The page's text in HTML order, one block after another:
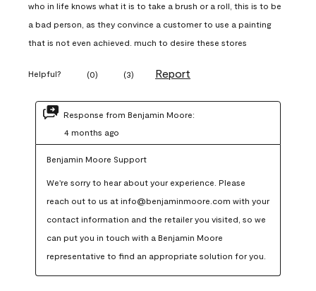
who in life knows what it is to take a brush or a roll, this is to be
a bad person, as they convince a customer to use a painting
that is not even achieved. much to desire these stores
Helpful? (0) (3) Report
Response from Benjamin Moore:
4 months ago
Benjamin Moore Support
We're sorry to hear about your experience. Please
reach out to us at info@benjaminmoore.com with your
contact information and the retailer you visited, so we
can put you in touch with a Benjamin Moore
representative to find an appropriate solution for you.